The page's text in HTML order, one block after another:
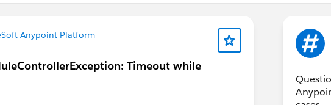
Anypoint Platform
Timeout while